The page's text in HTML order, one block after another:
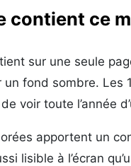
contient ce
sur une seule
un fond sombre. Les
voir toute l’année
apportent un
lisible à l’écran